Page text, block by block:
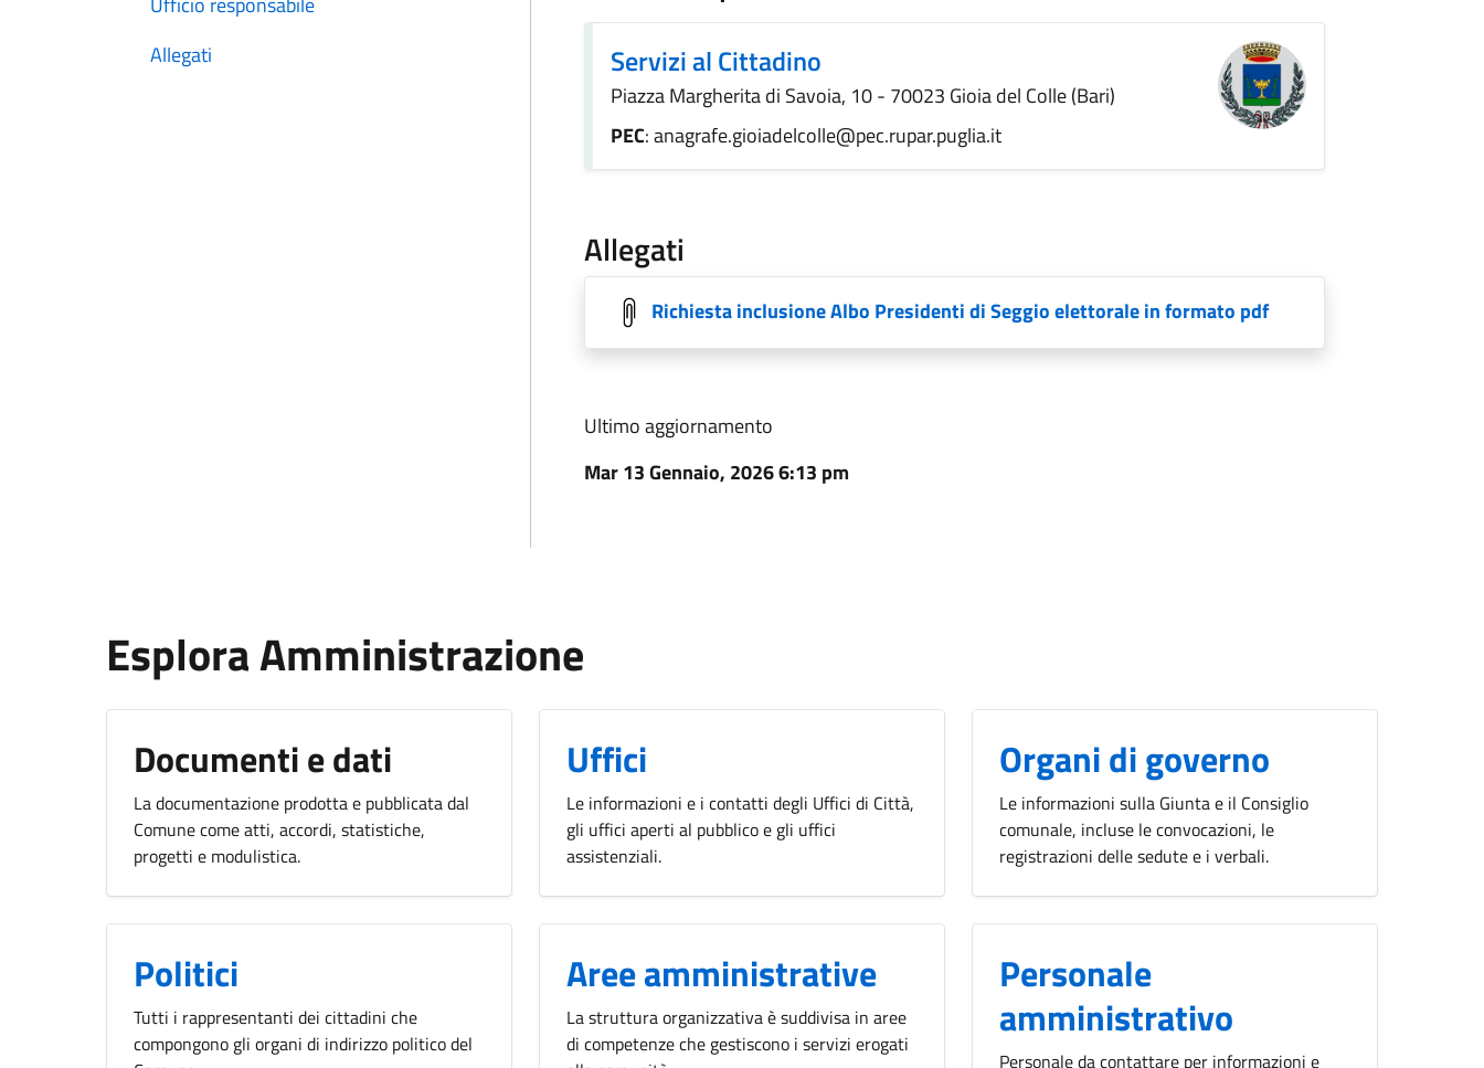
Allegati
Servizi al Cittadino
Piazza Margherita di Savoia, 10 - 70023 Gioia del Colle (Bari)
PEC: anagrafe.gioiadelcolle@pec.rupar.puglia.it
Allegati
Richiesta inclusione Albo Presidenti di Seggio elettorale in formato pdf
Ultimo aggiornamento
Mar 13 Gennaio, 2026 6:13 pm
Esplora Amministrazione
Documenti e dati
La documentazione prodotta e pubblicata dal
Comune come atti, accordi, statistiche,
progetti e modulistica.
Uffici
Le informazioni e i contatti degli Uffici di Città,
gli uffici aperti al pubblico e gli uffici
assistenziali.
Organi di governo
Le informazioni sulla Giunta e il Consiglio
comunale, incluse le convocazioni, le
registrazioni delle sedute e i verbali.
Politici
Tutti i rappresentanti dei cittadini che
compongono gli organi di indirizzo politico del
Aree amministrative
La struttura organizzativa è suddivisa in aree
di competenze che gestiscono i servizi erogati
Personale
amministrativo
Personale da contattare per informazioni e